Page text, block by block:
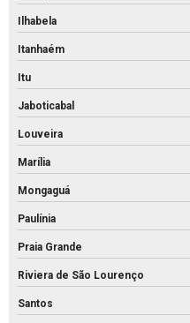
Piso de concreto valor
Piso de encaixe concreto
Piso intertravado 16 faces 8 cm
Piso intertravado 16 faces
Piso intertravado bloquete
Piso intertravado de concreto para
Piso intertravado de concreto
Piso intertravado de concreto preço
Piso intertravado de concreto
Piso intertravado de concreto
Piso intertravado preço instalado
Ilhabela
Itanhaém
Itu
Jaboticabal
Louveira
Marília
Mongaguá
Paulínia
Praia Grande
Riviera de São Lourenço
Santos